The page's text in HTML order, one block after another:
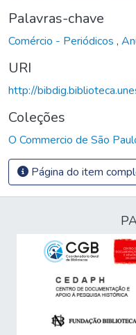
Palavras-chave
Comércio - Periódicos ,
URI
http://
Coleções
O Commercio de São
Página do item